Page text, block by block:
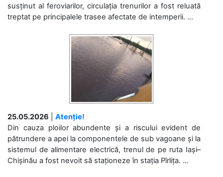
susținut al feroviarilor, circulația trenurilor a fost reluată
treptat pe principalele trasee afectate de intemperii. ...
25.05.2026
Atenție!
Din cauza ploilor abundente și a riscului evident de
pătrundere a apei la componentele de sub vagoane și la
sistemul de alimentare electrică, trenul de pe ruta Iași–
Chișinău a fost nevoit să staționeze în stația Pîrlița. ...